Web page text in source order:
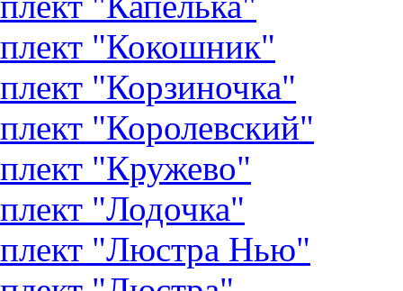
"Кокошник"
"Корзиночка"
"Королевский"
"Кружево"
"Лодочка"
"Люстра Нью"